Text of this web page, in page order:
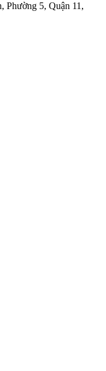
Phường 5, Quận 11,